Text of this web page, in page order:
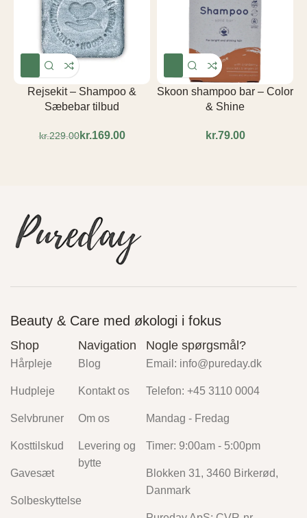
Rejsekit – Shampoo &
Sæbebar tilbud
kr.229.00kr.169.00
Skoon shampoo bar – Color
& Shine
kr.
Beauty & Care med økologi i fokus
Shop
Hårpleje
Hudpleje
Selvbruner
Kosttilskud
Gavesæt
Solbeskyttelse
Navigation
Blog
Kontakt os
Om os
Levering og
bytte
Nogle spørgsmål?
Email: info@pureday.dk
Telefon: +45 3110 0004
Mandag - Fredag
Timer: 9:00am - 5:00pm
Blokken 31, 3460 Birkerød,
Danmark